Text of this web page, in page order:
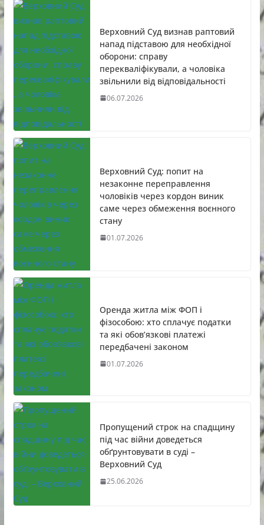
Верховний Суд визнав раптовий
напад підставою для необхідної
оборони: справу
перекваліфікували, а чоловіка
звільнили від відповідальності
06.07.2026
Верховний Суд: попит на
незаконне переправлення
чоловіків через кордон виник
саме через обмеження воєнного
стану
01.07.2026
Оренда житла між ФОП і
фізособою: хто сплачує податки
та які обов’язкові платежі
передбачені законом
01.07.2026
Пропущений строк на спадщину
під час війни доведеться
обґрунтовувати в суді –
Верховний Суд
25.06.2026